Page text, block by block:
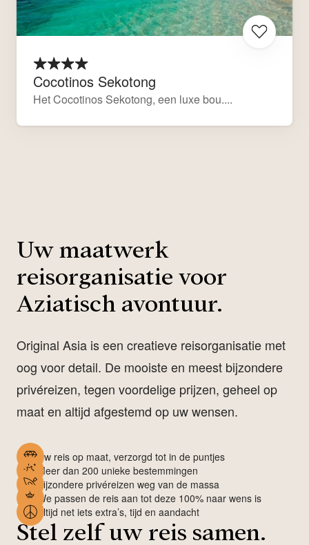
Cocotinos Sekotong
Het Cocotinos Sekotong, een luxe bou....
Uw maatwerk
reisorganisatie voor
Aziatisch avontuur.
Original Asia is een creatieve reisorganisatie met
oog voor detail. De mooiste en meest bijzondere
privéreizen, tegen voordelige prijzen, geheel op
maat en altijd afgestemd op uw wensen.
Uw reis op maat, verzorgd tot in de puntjes
Meer dan 200 unieke bestemmingen
Bijzondere privéreizen weg van de massa
We passen de reis aan tot deze 100% naar wens is
Altijd net iets extra’s, tijd en aandacht
Stel zelf uw reis samen.